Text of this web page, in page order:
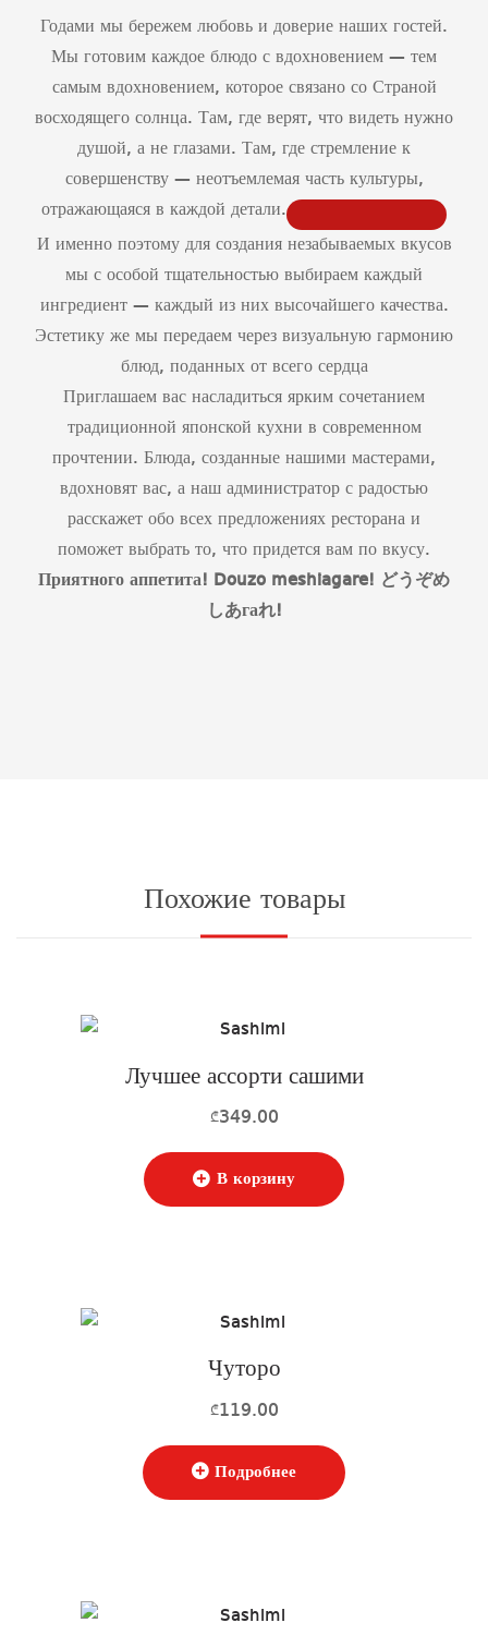
Годами мы бережем любовь и доверие наших гостей.
Мы готовим каждое блюдо с вдохновением — тем
самым вдохновением, которое связано со Страной
восходящего солнца. Там, где верят, что видеть нужно
душой, а не глазами. Там, где стремление к
совершенству — неотъемлемая часть культуры,
отражающаяся в каждой детали.
И именно поэтому для создания незабываемых вкусов
мы с особой тщательностью выбираем каждый
ингредиент — каждый из них высочайшего качества.
Эстетику же мы передаем через визуальную гармонию
блюд, поданных от всего сердца
Приглашаем вас насладиться ярким сочетанием
традиционной японской кухни в современном
прочтении. Блюда, созданные нашими мастерами,
вдохновят вас, а наш администратор с радостью
расскажет обо всех предложениях ресторана и
поможет выбрать то, что придется вам по вкусу.
Приятного аппетита! Douzo meshiagare! どうぞめ
しあгаれ!
Похожие товары
Лучшее ассорти сашими
₾349.00
В корзину
Чуторо
₾119.00
Подробнее